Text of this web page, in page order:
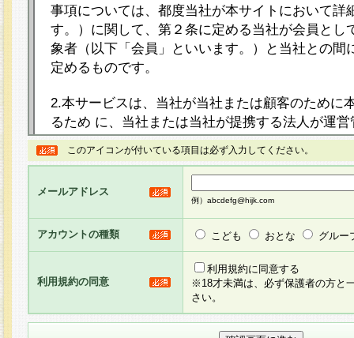
事項については、都度当社が本サイトにおいて詳
す。）に関して、第２条に定める当社が会員とし
象者（以下「会員」といいます。）と当社との間
定めるものです。
2.本サービスは、当社が当社または顧客のために
るため に、当社または当社が提携する法人が運
ト（以下「本サイト」といいます。）上に本サー
ージを設け、会員がアンケー ト調査に回答する
し、その結果を当社が集計・分析その他の利用を
るものです。なお、本サービスは、それぞれの目
員に対して本サービスの依頼を行うこともあり、
た全ての会員に対して本サービスの依頼をすると
りま す。
3.当社は、会員の事前の承諾を得ることなく、当
方 法・手段にて、本規約を任意に制定、変更ま
きるものとします。改定後の本規約等は、本規約
このアイコンが付いている項目は必ず入力してください。
メールアドレス
例）abcdefg@hijk.com
アカウントの種類 こども おとな グルー
利用規約の同意
利用規約に同意する
※18才未満は、必ず保護者の方と
さい。